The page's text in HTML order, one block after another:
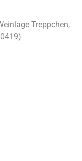
Treppchen,